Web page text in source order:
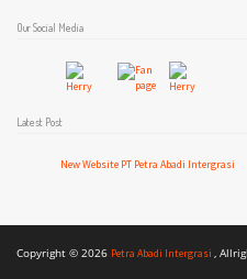
Our Social Media
Latest Post
New Website PT Petra Abadi Intergrasi
Copyright © 2026 Petra Abadi Intergrasi ,